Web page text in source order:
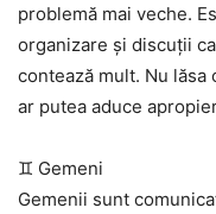
problemă mai veche.
organizare și discuții
contează mult. Nu
ar putea aduce
♊ Gemeni
Gemenii sunt